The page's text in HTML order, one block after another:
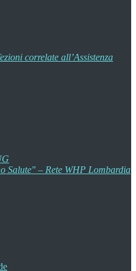
correlate all’Assistenza
Salute" – Rete WHP Lombardia